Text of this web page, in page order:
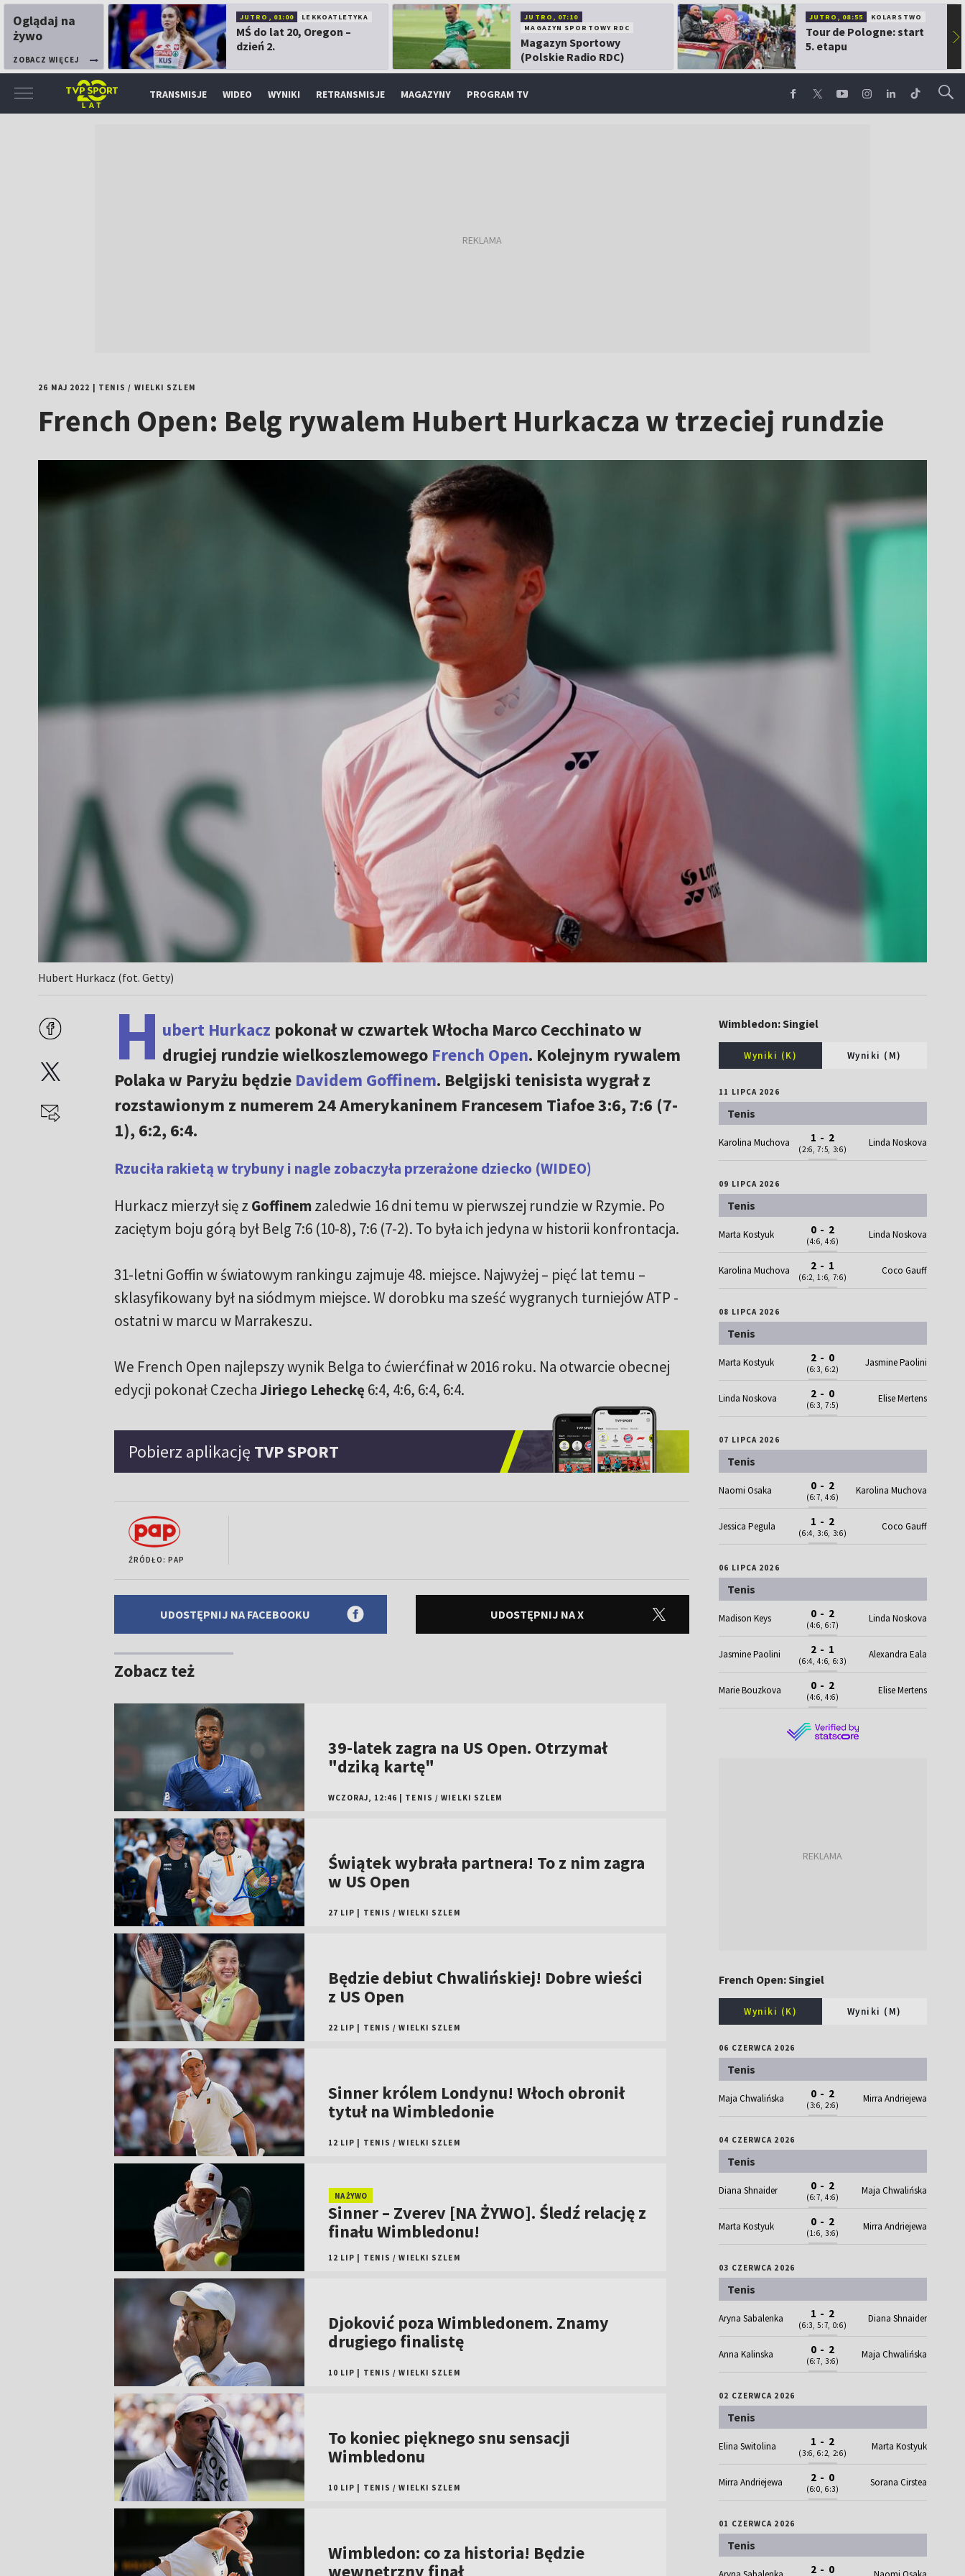
Oglądaj na
żywo
ZOBACZ WIĘCEJ
JUTRO, 01:00 LEKKOATLETYKA
MŚ do lat 20, Oregon –
dzień 2.
JUTRO, 07:10
MAGAZYN SPORTOWY RDC
Magazyn Sportowy
(Polskie Radio RDC)
JUTRO, 08:55 KOLARSTWO
Tour de Pologne: start
5. etapu
▶
TRANSMISJE WIDEO WYNIKI RETRANSMISJE MAGAZYNY PROGRAM TV
26 MAJ 2022 TENIS / WIELKI SZLEM
French Open: Belg rywalem Hubert Hurkacza w trzeciej rundzie
Hubert Hurkacz (fot. Getty)
H ubert Hurkacz pokonał w czwartek Włocha Marco Cecchinato w
drugiej rundzie wielkoszlemowego French Open. Kolejnym rywalem
Polaka w Paryżu będzie Davidem Goffinem. Belgijski tenisista wygrał z
rozstawionym z numerem 24 Amerykaninem Francesem Tiafoe 3:6, 7:6 (7-
1), 6:2, 6:4.
Rzuciła rakietą w trybuny i nagle zobaczyła przerażone dziecko (WIDEO)
Hurkacz mierzył się z Goffinemzaledwie 16 dni temu w pierwszej rundzie w Rzymie. Po
zaciętym boju górą był Belg 7:6 (10-8), 7:6 (7-2). To była ich jedyna w historii konfrontacja.
31-letni Goffin w światowym rankingu zajmuje 48. miejsce. Najwyżej – pięć lat temu –
sklasyfikowany był na siódmym miejsce. W dorobku ma sześć wygranych turniejów ATP -
ostatni w marcu w Marrakeszu.
We French Open najlepszy wynik Belga to ćwierćfinał w 2016 roku. Na otwarcie obecnej
edycji pokonał CzechaJiriego Leheckę 6:4, 4:6, 6:4, 6:4.
Pobierz aplikację TVP SPORT
ŹRÓDŁO: PAP
UDOSTĘPNIJ NA FACEBOOKU UDOSTĘPNIJ NA X
Zobacz też
39-latek zagra na US Open. Otrzymał
"dziką kartę"
WCZORAJ, 12:46 TENIS / WIELKI SZLEM
Świątek wybrała partnera! To z nim zagra
w US Open
27 LIP TENIS / WIELKI SZLEM
Będzie debiut Chwalińskiej! Dobre wieści
z US Open
22 LIP TENIS / WIELKI SZLEM
Sinner królem Londynu! Włoch obronił
tytuł na Wimbledonie
12 LIP TENIS / WIELKI SZLEM
NA ŻYWO
Sinner – Zverev [NA ŻYWO]. Śledź relację z
finału Wimbledonu!
12 LIP TENIS / WIELKI SZLEM
Djoković poza Wimbledonem. Znamy
drugiego finalistę
10 LIP TENIS / WIELKI SZLEM
To koniec pięknego snu sensacji
Wimbledonu
10 LIP TENIS / WIELKI SZLEM
Wimbledon: co za historia! Będzie
wewnętrzny finał
Wimbledon: Singiel
Wyniki (K) Wyniki (M)
11 LIPCA 2026
Tenis
Karolina Muchova 1 - 2
(2:6, 7:5, 3:6)
Linda Noskova
09 LIPCA 2026
Tenis
Marta Kostyuk 0 - 2
(4:6, 4:6)
Linda Noskova
Karolina Muchova 2 - 1
(6:2, 1:6, 7:6)
Coco Gauff
08 LIPCA 2026
Tenis
Marta Kostyuk 2 - 0
(6:3, 6:2)
Jasmine Paolini
Linda Noskova 2 - 0
(6:3, 7:5)
Elise Mertens
07 LIPCA 2026
Tenis
Naomi Osaka 0 - 2
(6:7, 4:6)
Karolina Muchova
Jessica Pegula 1 - 2
(6:4, 3:6, 3:6)
Coco Gauff
06 LIPCA 2026
Tenis
Madison Keys 0 - 2
(4:6, 6:7)
Linda Noskova
Jasmine Paolini 2 - 1
(6:4, 4:6, 6:3)
Alexandra Eala
Marie Bouzkova 0 - 2
(4:6, 4:6)
Elise Mertens
French Open: Singiel
Wyniki (K) Wyniki (M)
06 CZERWCA 2026
Tenis
Maja Chwalińska 0 - 2
(3:6, 2:6)
Mirra Andriejewa
04 CZERWCA 2026
Tenis
Diana Shnaider 0 - 2
(6:7, 4:6)
Maja Chwalińska
Marta Kostyuk 0 - 2
(1:6, 3:6)
Mirra Andriejewa
03 CZERWCA 2026
Tenis
Aryna Sabalenka 1 - 2
(6:3, 5:7, 0:6)
Diana Shnaider
Anna Kalinska 0 - 2
(6:7, 3:6)
Maja Chwalińska
02 CZERWCA 2026
Tenis
Elina Switolina 1 - 2
(3:6, 6:2, 2:6)
Marta Kostyuk
Mirra Andriejewa 2 - 0
(6:0, 6:3)
Sorana Cirstea
01 CZERWCA 2026
Tenis
2 - 0